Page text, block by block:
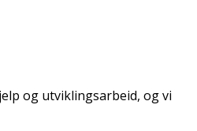
og utviklingsarbeid, og vi